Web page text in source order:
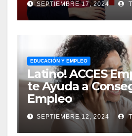
SEPTIEMBRE 17, 2024
EDUCACIÓN Y EMPLEO
Latino! ACCES
te Ayuda a
Empleo
SEPTIEMBRE 12, 2024